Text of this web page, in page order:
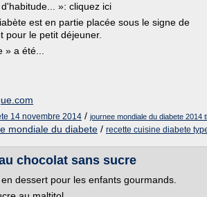
»: cliquez ici
est en partie placée sous le signe de
pour le petit déjeuner.
a été...
14 novembre 2014 / journee mondiale du diabete 2014
mondiale du diabete / recette cuisine diabete
chocolat sans sucre
dessert pour les enfants gourmands.